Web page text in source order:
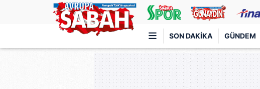
SON DAKIKA GÜNDEM
Türkiye'nin en iyi haber sitesi